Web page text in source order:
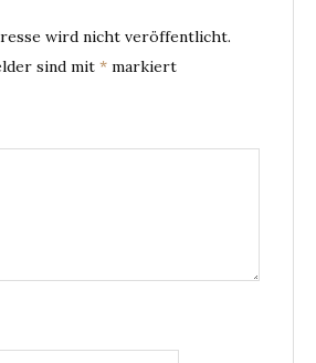
wird nicht veröffentlicht.
sind mit * markiert